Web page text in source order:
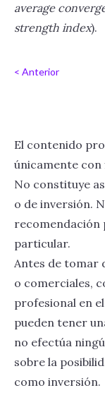
average
strength index).
< Anterior
El contenido
únicamente
No constituye
o de inversión.
recomendación
particular.
Antes de tomar
o comerciales,
profesional en
pueden tener
no efectúa
sobre la
como inversión.